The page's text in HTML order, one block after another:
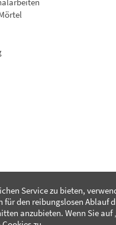
Service zu bieten,
den reibungslosen Ablauf
anzubieten. Wenn Sie